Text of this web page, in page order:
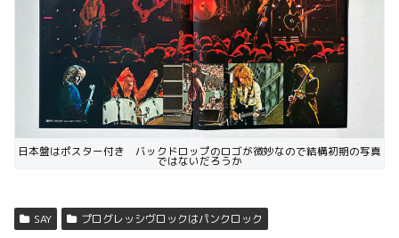
日本盤はポスター付き バックドロップのロゴが微妙なので結構初期の写真
ではないだろうか
SAY プログレッシヴロックはパンクロック